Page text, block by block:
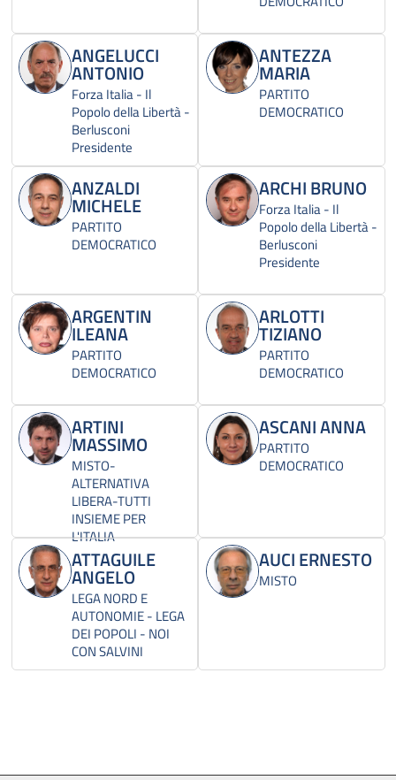
ANGELUCCI
ANTONIO
Forza Italia - Il
Popolo della Libertà -
Berlusconi
Presidente
ANTEZZA
MARIA
PARTITO
DEMOCRATICO
ANZALDI
MICHELE
PARTITO
DEMOCRATICO
ARCHI BRUNO
Forza Italia - Il
Popolo della Libertà -
Berlusconi
Presidente
ARGENTIN
ILEANA
PARTITO
DEMOCRATICO
ARLOTTI
TIZIANO
PARTITO
DEMOCRATICO
ARTINI
MASSIMO
MISTO-
ALTERNATIVA
LIBERA-TUTTI
INSIEME PER
L'ITALIA
ASCANI ANNA
PARTITO
DEMOCRATICO
ATTAGUILE
ANGELO
LEGA NORD E
AUTONOMIE - LEGA
DEI POPOLI - NOI
CON SALVINI
AUCI ERNESTO
MISTO